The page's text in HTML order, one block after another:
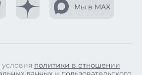
Мы в MAX
политики в отношении